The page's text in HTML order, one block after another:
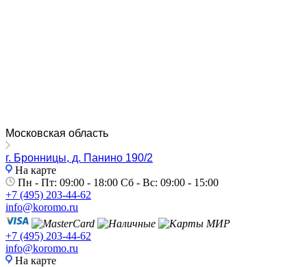
Московская область
г. Бронницы, д. Панино 190/2
На карте
Пн - Пт: 09:00 - 18:00 Сб - Вс: 09:00 - 15:00
+7 (495) 203-44-62
info@koromo.ru
+7 (495) 203-44-62
info@koromo.ru
На карте